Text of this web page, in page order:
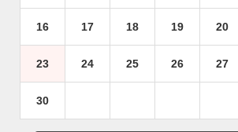
16 17 18 19 20
23 24 25 26 27
30